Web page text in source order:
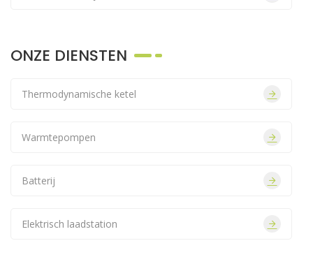
ONZE DIENSTEN
Thermodynamische ketel
Warmtepompen
Batterij
Elektrisch laadstation